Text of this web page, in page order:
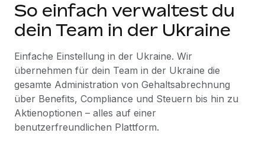
WELTWEITE BESCHÄFTIGUNG
Globale Payroll
Einfache, rechtssicher Payroll
Employer of Record
Weltweites Wachstum ohne Kosten für Niederlassungen
Contractor of Record
Lösungen
WELTWEITE ABDECKUNG
Country Explorer
Länderspezifische Unterstützung bei der Einstellung
Explorer für US-Bundesstaaten
Einfache Einstellung in allen US-Bundesstaaten
Ressourcen
TOOLS UND RECHNER
Scheinselbstständigkeitsrisiko berechnen
Länderspezifische Einschätzung des
Preise
So einfach verwaltest du
dein Team in der Ukraine
Einfache Einstellung in der Ukraine. Wir
übernehmen für dein Team in der Ukraine die
gesamte Administration von Gehaltsabrechnung
über Benefits, Compliance und Steuern bis hin zu
Aktienoptionen – alles auf einer
benutzerfreundlichen Plattform.